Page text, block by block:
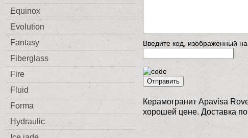
Equinox
Evolution
Fantasy
Fiberglass
Fire
Fluid
Forma
Hydraulic
Введите код, изображенный
Отправить
Керамогранит Apavisa
хорошей цене. Доставка